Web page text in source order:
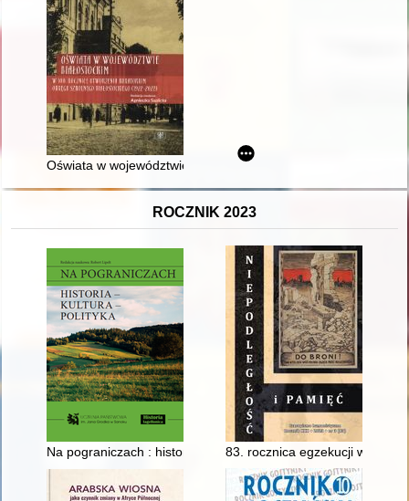
Oświata w województwie białostockim : w 100. rocznicę
ROCZNIK 2023
Na pograniczach : historia - kultura - polityka
83. rocznica egzekucji